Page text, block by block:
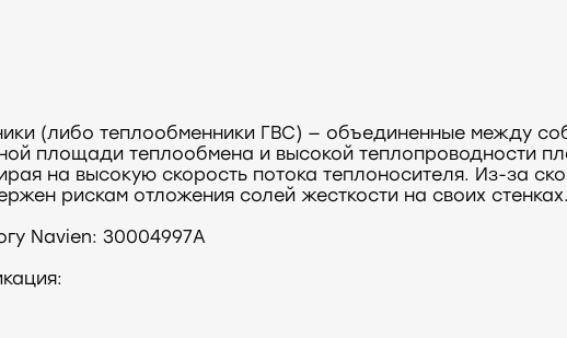
(либо теплообменники ГВС) — объединенные между
площади теплообмена и высокой теплопроводности
на высокую скорость потока теплоносителя. Из-за
рискам отложения солей жесткости на своих стенках.
Navien: 30004997А